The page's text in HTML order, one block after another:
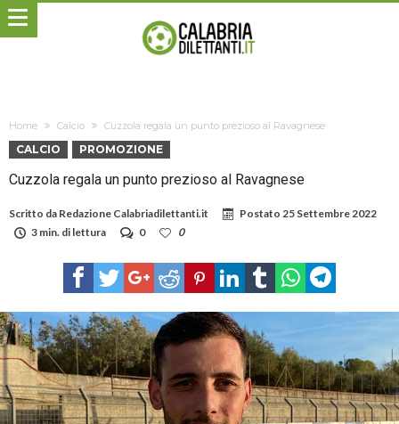
Home Calcio Cuzzola regala un punto prezioso al Ravagnese
CALCIO PROMOZIONE
Cuzzola regala un punto prezioso al Ravagnese
Scritto da Redazione Calabriadilettanti.it Postato 25 Settembre 2022
3 min. di lettura
0 0